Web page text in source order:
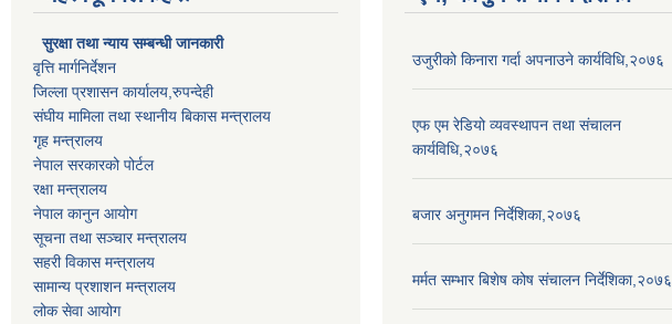
सुरक्षा तथा न्याय सम्बन्धी जानकारी
वृत्ति मार्गनिर्देशन
जिल्ला प्रशासन कार्यालय,रुपन्देही
संघीय मामिला तथा स्थानीय बिकास मन्त्रालय
गृह मन्त्रालय
नेपाल सरकारको पोर्टल
रक्षा मन्त्रालय
नेपाल कानुन आयोग
सूचना तथा सञ्चार मन्त्रालय
सहरी विकास मन्त्रालय
सामान्य प्रशाशन मन्त्रालय
लोक सेवा आयोग
उजुरीको किनारा गर्दा अपनाउने कार्यविधि,२०७६
एफ एम रेडियो व्यवस्थापन तथा संचालन
कार्यविधि,२०७६
बजार अनुगमन निर्देशिका,२०७६
मर्मत सम्भार बिशेष कोष संचालन निर्देशिका,२०७६